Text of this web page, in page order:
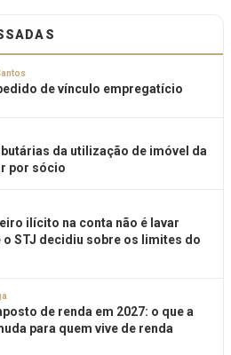
de vínculo empregatício
da utilização de imóvel da
por sócio
ilícito na conta não é lavar
o STJ decidiu sobre os limites do
de renda em 2027: o que a
para quem vive de renda